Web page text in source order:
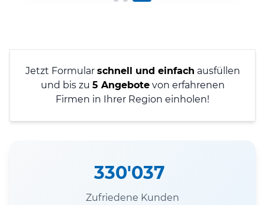
Jetzt Formular schnell und einfach ausfüllen
und bis zu 5 Angebotevon erfahrenen
Firmen in Ihrer Region einholen!
330'037
Zufriedene Kunden